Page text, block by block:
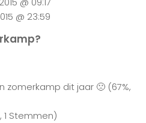
@ 23:59
zomerkamp dit jaar 🙁 (67%,
1 Stemmen)